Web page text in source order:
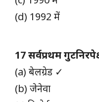
(d) 1992 में
17 सर्वप्रथम
(a) बेलग्रेड ✓
(b) जेनेवा